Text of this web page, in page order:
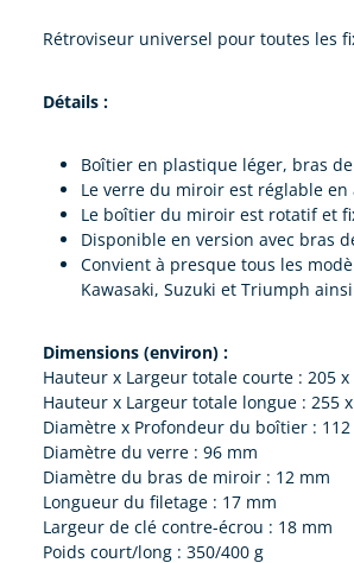
Rétroviseur universel pour toutes les
Détails :
Boîtier en plastique léger, bras
Le verre du miroir est réglable
Le boîtier du miroir est rotatif et
Disponible en version avec bras
Convient à presque tous les
Kawasaki, Suzuki et Triumph
Dimensions (environ) :
Hauteur x Largeur totale courte : 205 x
Hauteur x Largeur totale longue : 255
Diamètre x Profondeur du boîtier : 112
Diamètre du verre : 96 mm
Diamètre du bras de miroir : 12 mm
Longueur du filetage : 17 mm
Largeur de clé contre-écrou : 18 mm
Poids court/long : 350/400 g